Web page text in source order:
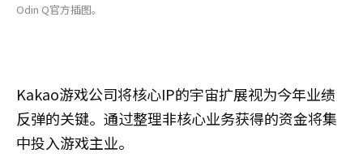
Odin Q官方插图。
Kakao游戏公司将核心IP的宇宙扩展视为今年业绩
反弹的关键。通过整理非核心业务获得的资金将集
中投入游戏主业。